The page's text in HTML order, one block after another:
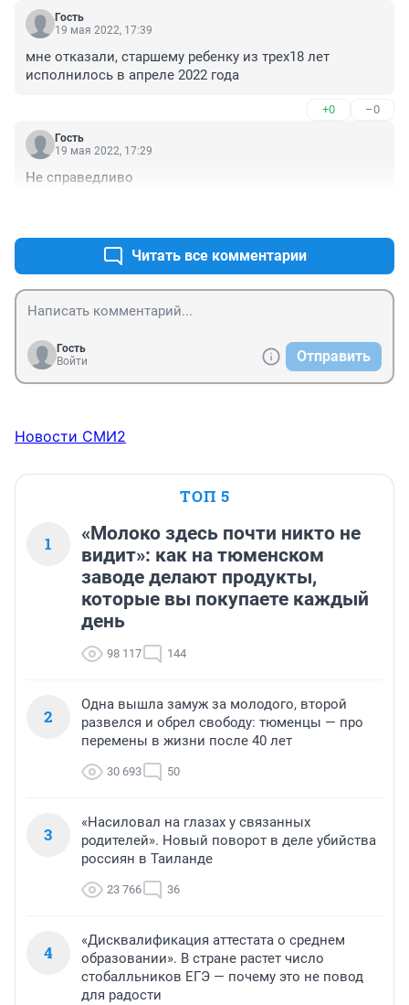
И почему мат капитал и пособия на детей идут из
пенсионного фонда.?
Гость
19 мая 2022, 17:39
мне отказали, старшему ребенку из трех18 лет
исполнилось в апреле 2022 года
+0 –0
Гость
19 мая 2022, 17:29
Не справедливо
Читать все комментарии
Гость
Войти
Отправить
Новости СМИ2
ТОП 5
1
«Молоко здесь почти никто не
видит»: как на тюменском
заводе делают продукты,
которые вы покупаете каждый
день
98 117 144
2
Одна вышла замуж за молодого, второй
развелся и обрел свободу: тюменцы — про
перемены в жизни после 40 лет
30 693 50
3
«Насиловал на глазах у связанных
родителей». Новый поворот в деле убийства
россиян в Таиланде
23 766 36
4
«Дисквалификация аттестата о среднем
образовании». В стране растет число
стобалльников ЕГЭ — почему это не повод
для радости